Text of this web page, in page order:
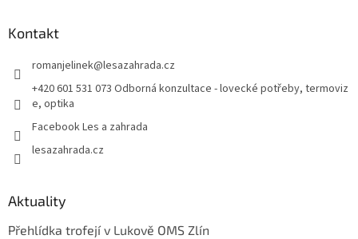
Kontakt
romanjelinek@lesazahrada.cz
+420 601 531 073 Odborná konzultace - lovecké potřeby, termoviz
e, optika
Facebook Les a zahrada
lesazahrada.cz
Aktuality
Přehlídka trofejí v Lukově OMS Zlín